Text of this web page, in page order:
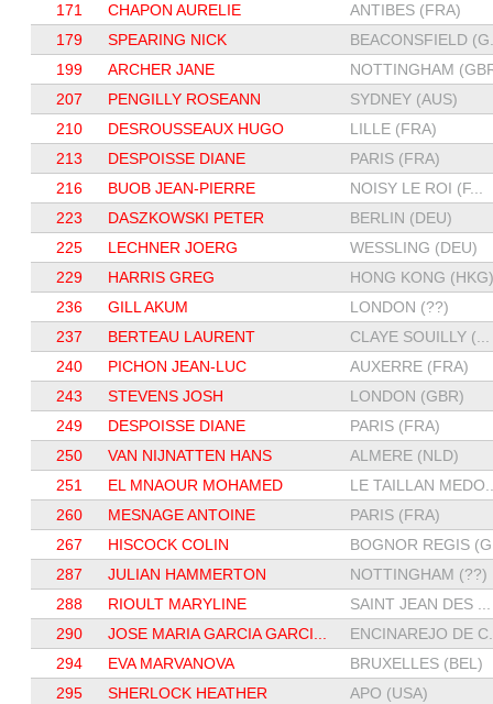
171
CHAPON AURELIE
ANTIBES (FRA)
179
SPEARING NICK
BEACONSFIELD
199
ARCHER JANE
NOTTINGHAM
207
PENGILLY ROSEANN
SYDNEY (AUS)
210
DESROUSSEAUX HUGO
LILLE (FRA)
213
DESPOISSE DIANE
PARIS (FRA)
216
BUOB JEAN-PIERRE
NOISY LE ROI (F...
223
DASZKOWSKI PETER
BERLIN (DEU)
225
LECHNER JOERG
WESSLING (DEU)
229
HARRIS GREG
HONG KONG (HKG)
236
GILL AKUM
LONDON (??)
237
BERTEAU LAURENT
CLAYE SOUILLY (...
240
PICHON JEAN-LUC
AUXERRE (FRA)
243
STEVENS JOSH
LONDON (GBR)
249
DESPOISSE DIANE
PARIS (FRA)
250
VAN NIJNATTEN HANS
ALMERE (NLD)
251
EL MNAOUR MOHAMED
LE TAILLAN
260
MESNAGE ANTOINE
PARIS (FRA)
267
HISCOCK COLIN
BOGNOR REGIS
287
JULIAN HAMMERTON
NOTTINGHAM (??)
288
RIOULT MARYLINE
SAINT JEAN DES ...
290
JOSE MARIA GARCIA GARCI...
ENCINAREJO DE
294
EVA MARVANOVA
BRUXELLES (BEL)
295
SHERLOCK HEATHER
APO (USA)